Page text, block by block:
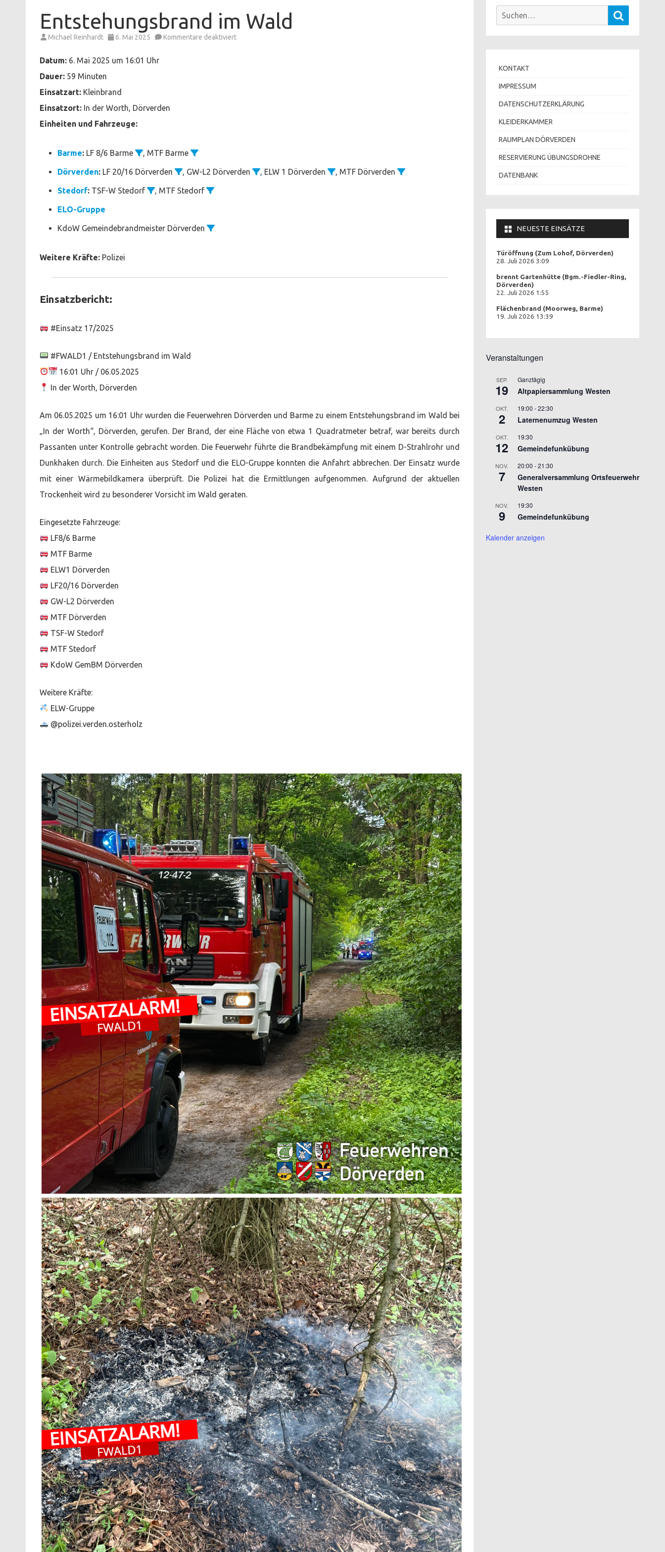
Entstehungsbrand im Wald
Michael Reinhardt 6. Mai 2025 Kommentare deaktiviertfür
Datum: 6. Mai 2025 um 16:01 Uhr
Dauer: 59 Minuten
Einsatzart: Kleinbrand
Einsatzort: In der Worth, Dörverden
Einheiten und Fahrzeuge:
Barme: LF 8/6 Barme , MTF Barme
Dörverden: LF 20/16 Dörverden , GW-L2 Dörverden , ELW 1 Dörverden , MTF Dörverden
Stedorf: TSF-W Stedorf , MTF Stedorf
ELO-Gruppe
KdoW Gemeindebrandmeister Dörverden
Weitere Kräfte: Polizei
Einsatzbericht:
#Einsatz 17/2025
#FWALD1 / Entstehungsbrand im Wald
16:01 Uhr / 06.05.2025
In der Worth, Dörverden
Am 06.05.2025 um 16:01 Uhr wurden die Feuerwehren Dörverden und Barme zu einem Entstehungsbrand im Wald bei
„In der Worth“, Dörverden, gerufen. Der Brand, der eine Fläche von etwa 1 Quadratmeter betraf, war bereits durch
Passanten unter Kontrolle gebracht worden. Die Feuerwehr führte die Brandbekämpfung mit einem D-Strahlrohr und
Dunkhaken durch. Die Einheiten aus Stedorf und die ELO-Gruppe konnten die Anfahrt abbrechen. Der Einsatz wurde
mit einer Wärmebildkamera überprüft. Die Polizei hat die Ermittlungen aufgenommen. Aufgrund der aktuellen
Trockenheit wird zu besonderer Vorsicht im Wald geraten.
Eingesetzte Fahrzeuge:
LF8/6 Barme
MTF Barme
ELW1 Dörverden
LF20/16 Dörverden
GW-L2 Dörverden
MTF Dörverden
TSF-W Stedorf
MTF Stedorf
KdoW GemBM Dörverden
Weitere Kräfte:
ELW-Gruppe
@polizei.verden.osterholz
Suchen
KONTAKT
IMPRESSUM
DATENSCHUTZERKLÄRUNG
KLEIDERKAMMER
RAUMPLAN DÖRVERDEN
RESERVIERUNG ÜBUNGSDROHNE
DATENBANK
NEUESTE EINSÄTZE
Türöffnung (Zum Lohof, Dörverden)
28. Juli 2026 3:09
brennt Gartenhütte (Bgm.-Fiedler-Ring,
Dörverden)
22. Juli 2026 1:55
Flächenbrand (Moorweg, Barme)
19. Juli 2026 13:39
Veranstaltungen
SEP.
19
Ganztägig
Altpapiersammlung Westen
OKT.
2
19:00 -22:30
Laternenumzug Westen
OKT.
12
19:30
Gemeindefunkübung
NOV.
7
20:00 -21:30
Generalversammlung Ortsfeuerwehr
Westen
NOV.
9
19:30
Gemeindefunkübung
Kalender anzeigen